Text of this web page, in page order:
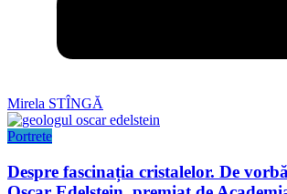
Mirela STÎNGĂ
Portrete
Despre fascinația cristalelor. De